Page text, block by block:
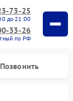
73-25
до 21:00
33-26
по РФ
Позвонить